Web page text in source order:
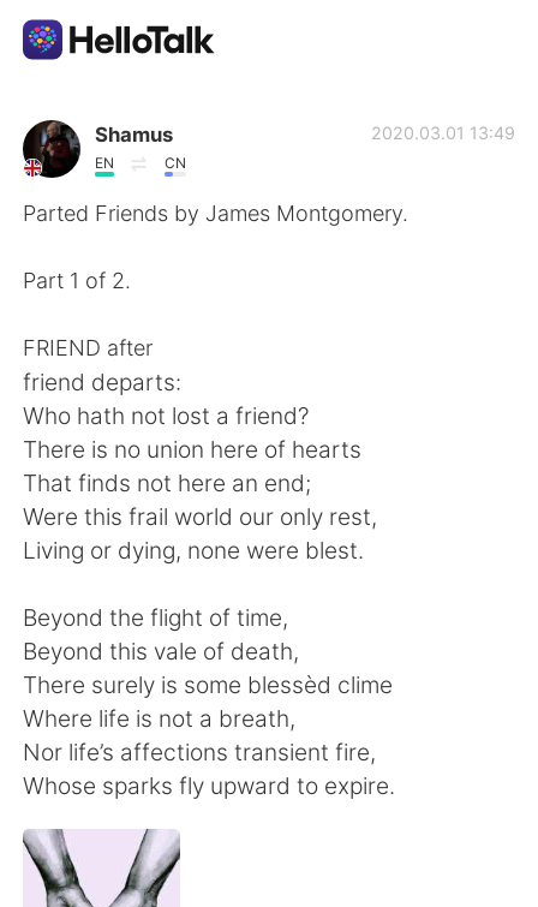
語言交換應用
AI Grammar Checker
Español العربية
Français Deutsch
日本語 한국어
Русский ไทย
Indonesia Italiano
Türkçe Tiếng Việt
Português
Shamus
EN CN
2020.03.01 13:49
Parted Friends by James Montgomery.
Part 1 of 2.
FRIEND after
friend departs:
Who hath not lost a friend?
There is no union here of hearts
That finds not here an end;
Were this frail world our only rest,
Living or dying, none were blest.
Beyond the flight of time,
Beyond this vale of death,
There surely is some blessèd clime
Where life is not a breath,
Nor life’s affections transient fire,
Whose sparks fly upward to expire.